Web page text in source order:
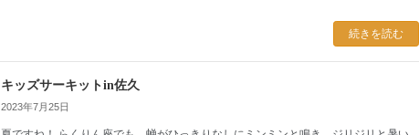
続きを読む
キッズサーキットin佐久
2023年7月25日